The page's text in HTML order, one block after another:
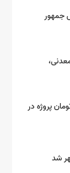
جمهور
میلیارد تومان پروژه در
شد